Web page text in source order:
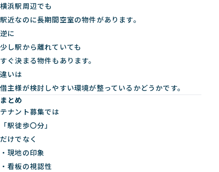
横浜駅周辺でも
駅近なのに長期間空室の物件があります。
逆に
少し駅から離れていても
すぐ決まる物件もあります。
違いは
借主様が検討しやすい環境が整っているかどうかです。
まとめ
テナント募集では
「駅徒歩〇分」
だけでなく
・現地の印象
・看板の視認性